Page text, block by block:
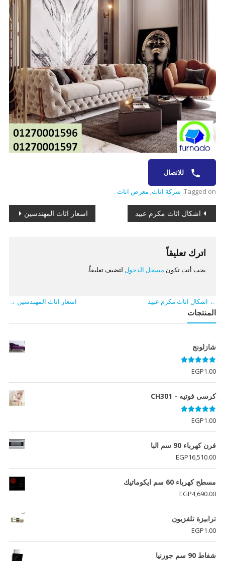
للاتصال
Tagged on: شركة اثاث, معرض اثاث
تصفّح
اشكال اثاث مكرم عبيد اسعار اثاث المهندسين
اترك تعليقاً
يجب أنت تكون مسجل الدخول لتضيف تعليقاً.
← اشكال اثاث مكرم عبيد اسعار اثاث المهندسين →
المنتجات
شازلونج
تم التقييم
5.00
من 5
EGP1.00
كرسى فوتيه - CH301
تم التقييم
5.00
من 5
EGP1.00
فرن كهرباء 90 سم البا
EGP16,510.00
مسطح كهرباء 60 سم ايكوماتيك
EGP4,690.00
ترابيزة تلفزيون
EGP1.00
شفاط 90 سم جورنيا